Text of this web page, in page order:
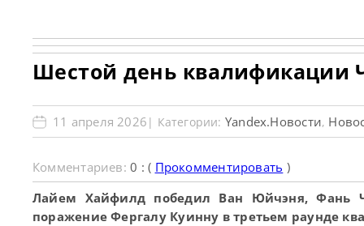
Шестой день квалификации
11 апреля 2026 | Категории: Yandex.Новости,
Комментариев:0 : ( Прокомментировать )
Лайем Хайфилд победил Ван Юйчэня, Фань
поражение Фергалу Куинну в третьем раунде